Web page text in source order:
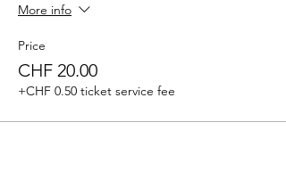
More info
Price
CHF 20.00
+CHF 0.50 ticket service fee